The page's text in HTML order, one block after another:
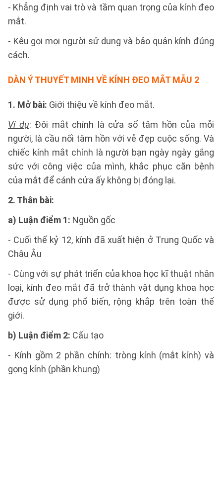
- Khẳng định vai trò và tầm quan trọng của kính đeo
mắt.
- Kêu gọi mọi người sử dụng và bảo quản kính đúng
cách.
DÀN Ý THUYẾT MINH VỀ KÍNH ĐEO MẮT MẪU 2
1. Mở bài: Giới thiệu về kính đeo mắt.
Ví dụ: Đôi mắt chính là cửa sổ tâm hồn của mỗi
người, là cầu nối tâm hồn với vẻ đẹp cuộc sống. Và
chiếc kính mắt chính là người bạn ngày ngày gắng
sức với công việc của mình, khắc phục căn bệnh
của mắt để cánh cửa ấy không bị đóng lại.
2. Thân bài:
a) Luận điểm 1: Nguồn gốc
- Cuối thế kỷ 12, kính đã xuất hiện ở Trung Quốc và
Châu Âu
- Cùng với sự phát triển của khoa học kĩ thuật nhân
loại, kính đeo mắt đã trở thành vật dụng khoa học
được sử dụng phổ biến, rộng khắp trên toàn thế
giới.
b) Luận điểm 2: Cấu tạo
- Kính gồm 2 phần chính: tròng kính (mắt kính) và
gọng kính (phần khung)